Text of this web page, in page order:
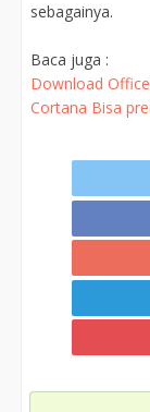
sebagainya.
Baca juga :
Download
Cortana Bisa